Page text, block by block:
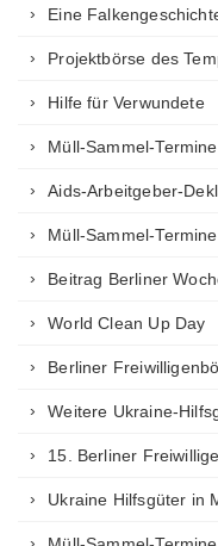
Eine
Projektbörse des
Hilfe für Verwundete
Müll-Sammel-
Aids-Arbeitgeber-
Müll-Sammel-
Beitrag Berliner
World Clean Up Day
Berliner
Weitere Ukraine-
15. Berliner
Ukraine Hilfsgüter in